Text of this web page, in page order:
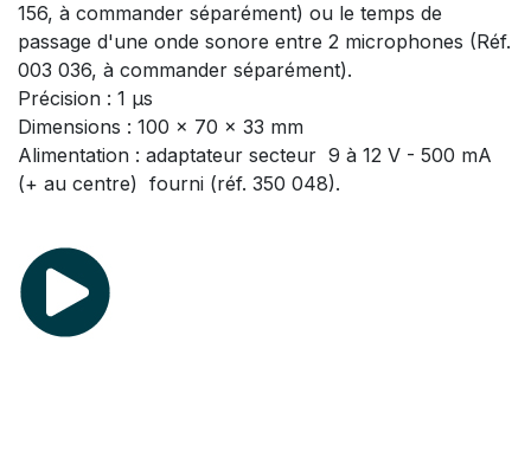
156, à commander séparément) ou le temps de
passage d'une onde sonore entre 2 microphones (Réf.
003 036, à commander séparément).
Précision : 1 µs
Dimensions : 100 x 70 x 33 mm
Alimentation : adaptateur secteur 9 à 12 V - 500 mA
(+ au centre) fourni (réf. 350 048).